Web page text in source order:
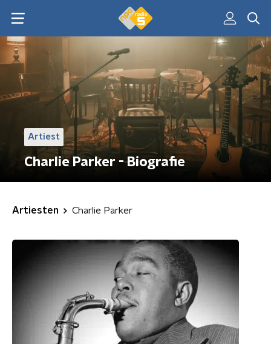
Artiest
Charlie Parker - Biografie
Artiesten Charlie Parker